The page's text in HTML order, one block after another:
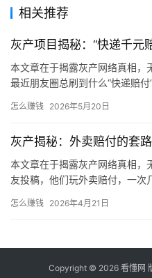
相关推荐
灰产项目揭秘：“快递千元
本文章在于揭露灰产网络真相，
最近朋友圈总刷到什么“快递赔
怎么赚钱 2026年5月20日
灰产揭秘：外卖赔付的套
本文章在于揭露灰产网络真相，
友投稿，他们玩外卖赔付，一次
揭…
怎么赚钱 2026年4月21日
Copyright © 2026 看懂网